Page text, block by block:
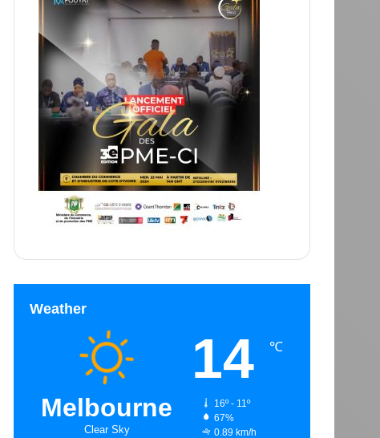
Weather
Melbourne
Clear Sky
14 ℃
16º - 11º
67%
0.89 km/h